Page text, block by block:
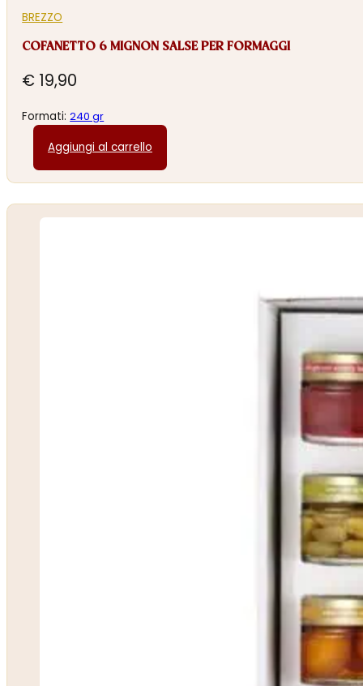
BREZZO
COFANETTO 6 MIGNON SALSE PER FORMAGGI
€ 19,90
Formati:240 gr
Aggiungi al carrello